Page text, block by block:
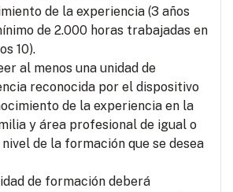
de la experiencia (3 años
de 2.000 horas trabajadas en
10).
al menos una unidad de
reconocida por el dispositivo
de la experiencia en la
y área profesional de igual o
de la formación que se desea
de formación deberá